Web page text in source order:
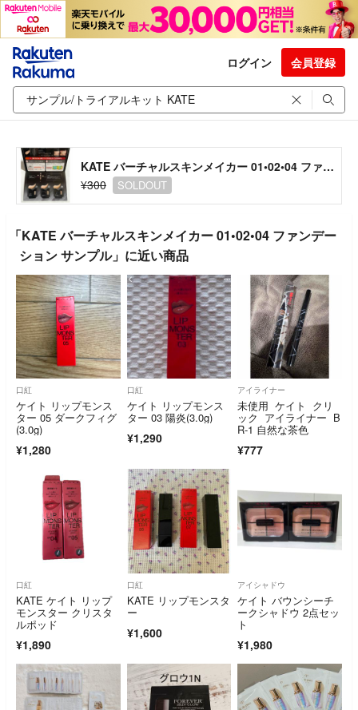
ログイン 会員登録
KATE バーチャルスキンメイカー 01•02•04 ファンデーション サンプル
¥300
SOLDOUT
「KATE バーチャルスキンメイカー 01•02•04 ファンデー
ション サンプル」に近い商品
口紅
ケイト リップモンス
ター 05 ダークフィグ
(3.0g)
¥1,280
口紅
ケイト リップモンス
ター 03 陽炎(3.0g)
¥1,290
アイライナー
未使用 ケイト クリ
ック アイライナー B
R-1 自然な茶色
¥777
口紅
KATE ケイト リップ
モンスター クリスタ
ルポッド
¥1,890
口紅
KATE リップモンスタ
ー
¥1,600
アイシャドウ
ケイト バウンシーチ
ークシャドウ 2点セッ
ト
¥1,980